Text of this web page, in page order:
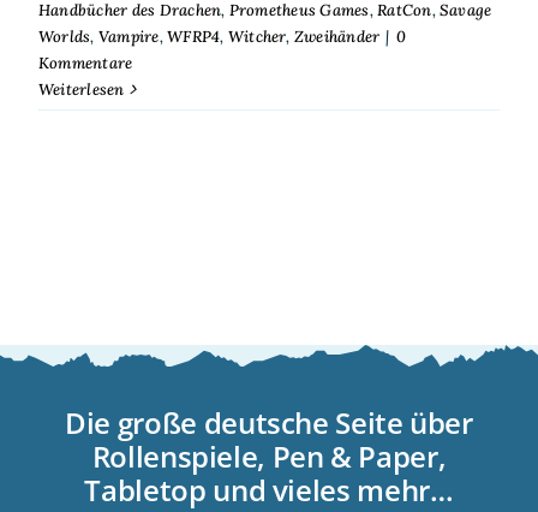
Handbücher des Drachen, Prometheus Games,RatCon,Savage
Worlds, Vampire,WFRP4, Witcher, Zweihänder | 0
Kommentare
Weiterlesen
Die große deutsche Seite über
Rollenspiele, Pen & Paper,
Tabletop und vieles mehr…